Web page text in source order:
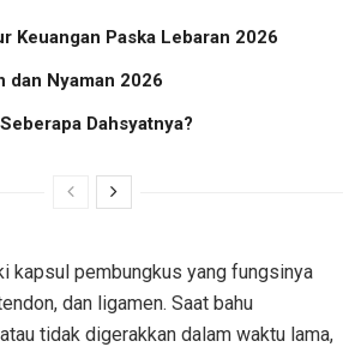
Keuangan Paska Lebaran 2026
dan Nyaman 2026
Dahsyatnya?
kapsul pembungkus yang fungsinya
dan ligamen. Saat bahu
tidak digerakkan dalam waktu lama,